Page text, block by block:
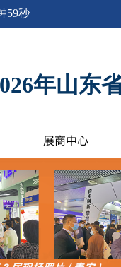
58秒
年山东
展商中心